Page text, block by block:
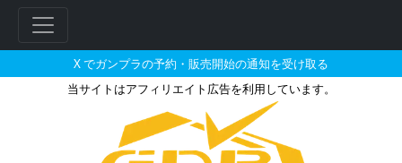
X でガンプラの予約・販売開始の通知を受け取る
当サイトはアフィリエイト広告を利用しています。
RG 1/144 サザビーとそれに関連